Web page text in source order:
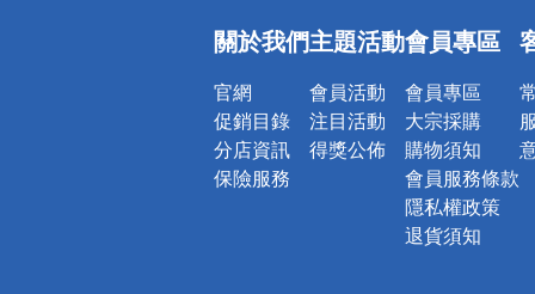
詐騙網頁！
關於我們
官網
促銷目錄
分店資訊
保險服務
主題活動
會員活動
注目活動
得獎公佈
會員專區
會員專區
大宗採購
購物須知
會員服務條款
隱私權政策
退貨須知